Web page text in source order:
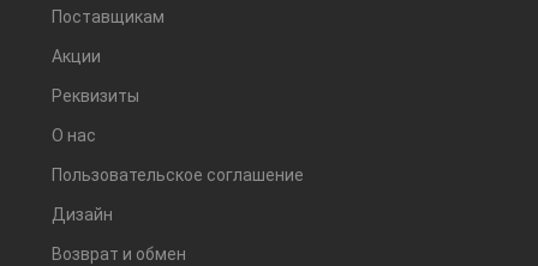
Поставщикам
Акции
Реквизиты
О нас
Пользовательское соглашение
Дизайн
Возврат и обмен